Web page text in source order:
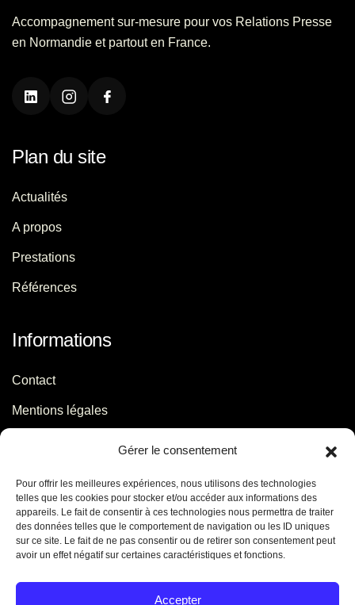
Gérer le consentement
Pour offrir les meilleures expériences, nous utilisons des technologies
telles que les cookies pour stocker et/ou accéder aux informations des
appareils. Le fait de consentir à ces technologies nous permettra de traiter
des données telles que le comportement de navigation ou les ID uniques
sur ce site. Le fait de ne pas consentir ou de retirer son consentement peut
avoir un effet négatif sur certaines caractéristiques et fonctions.
Accepter
Accompagnement sur-mesure pour vos Relations Presse
en Normandie et partout en France.
Plan du site
Actualités
A propos
Prestations
Références
Informations
Contact
Mentions légales
Contact
06 29 56 64 44
contact[@]jb-conseils.fr
Caen - Normandie - France